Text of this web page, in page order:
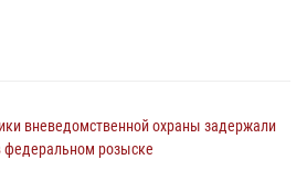
вневедомственной охраны задержали
розыске